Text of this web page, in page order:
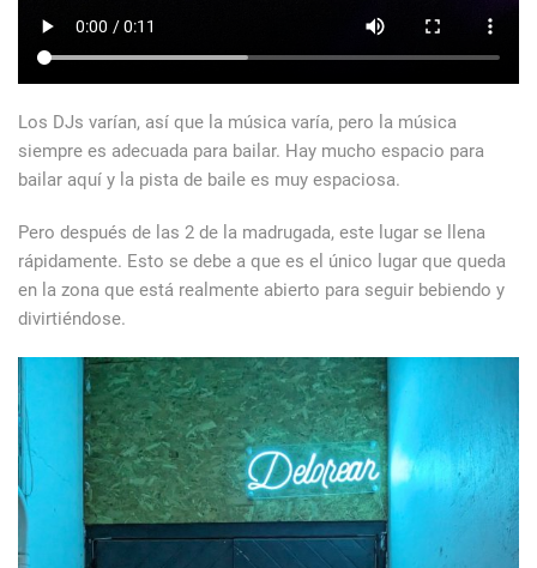
Los DJs varían, así que la música varía, pero la música
siempre es adecuada para bailar. Hay mucho espacio para
bailar aquí y la pista de baile es muy espaciosa.
Pero después de las 2 de la madrugada, este lugar se llena
rápidamente. Esto se debe a que es el único lugar que queda
en la zona que está realmente abierto para seguir bebiendo y
divirtiéndose.